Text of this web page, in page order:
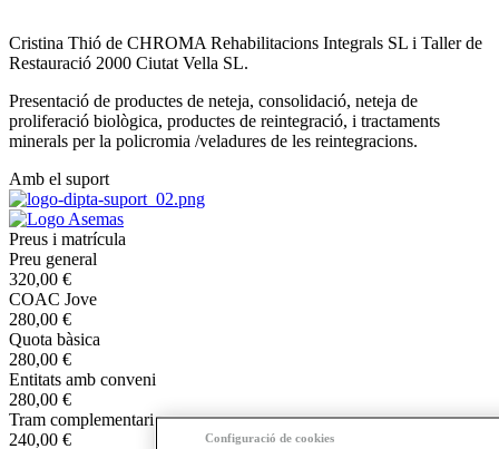
Cristina Thió de CHROMA Rehabilitacions Integrals SL i Taller de
Restauració 2000 Ciutat Vella SL.
Presentació de productes de neteja, consolidació, neteja de
proliferació biològica, productes de reintegració, i tractaments
minerals per la policromia /veladures de les reintegracions.
Amb el suport
Preus i matrícula
Preu general
320,00 €
COAC Jove
280,00 €
Quota bàsica
280,00 €
Entitats amb conveni
280,00 €
Tram complementari
240,00 €
Configuració de cookies